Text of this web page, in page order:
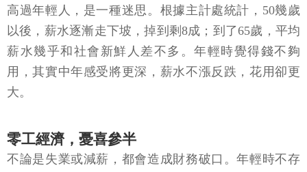
高過年輕人，是一種迷思。根據主計處統計，50幾歲
以後，薪水逐漸走下坡，掉到剩8成；到了65歲，平均
薪水幾乎和社會新鮮人差不多。年輕時覺得錢不夠
用，其實中年感受將更深，薪水不漲反跌，花用卻更
大。
零工經濟，憂喜參半
不論是失業或減薪，都會造成財務破口。年輕時不存